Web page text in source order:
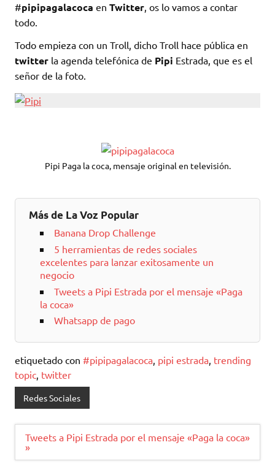
#pipipagalacoca en Twitter, os lo vamos a contar
todo.
Todo empieza con un Troll, dicho Troll hace pública en
twitter la agenda telefónica de Pipi Estrada, que es el
señor de la foto.
Pipi Paga la coca, mensaje original en televisión.
Más de La Voz Popular
Banana Drop Challenge
5 herramientas de redes sociales
excelentes para lanzar exitosamente un
negocio
Tweets a Pipi Estrada por el mensaje «Paga
la coca»
Whatsapp de pago
etiquetado con #pipipagalacoca, pipi estrada, trending
topic, twitter
Redes Sociales
Navegación
de
Tweets a Pipi Estrada por el mensaje «Paga la coca»
»